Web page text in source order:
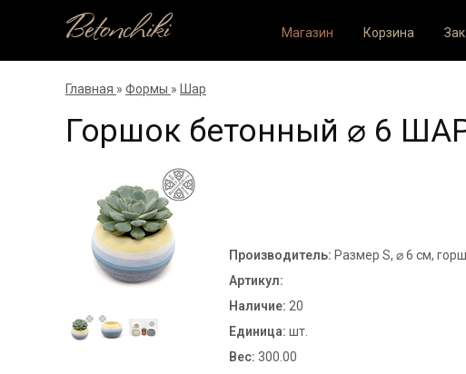
Betonchiki Магазин Корзина
Главная » Формы » Шар
Горшок бетонный ⌀ 6
Производитель: Размер S, ⌀ 6 см,
Артикул:
Наличие: 20
Единица: шт.
Вес: 300.00